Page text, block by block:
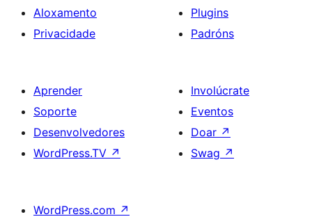
Aloxamento
Privacidade
Plugins
Padróns
Aprender
Soporte
Desenvolvedores
WordPress.TV ↗
Involúcrate
Eventos
Doar ↗
Swag ↗
WordPress.com ↗